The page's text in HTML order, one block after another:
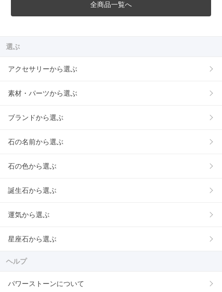
全商品一覧へ
選ぶ
アクセサリーから選ぶ
素材・パーツから選ぶ
ブランドから選ぶ
石の名前から選ぶ
石の色から選ぶ
誕生石から選ぶ
運気から選ぶ
星座石から選ぶ
ヘルプ
パワーストーンについて